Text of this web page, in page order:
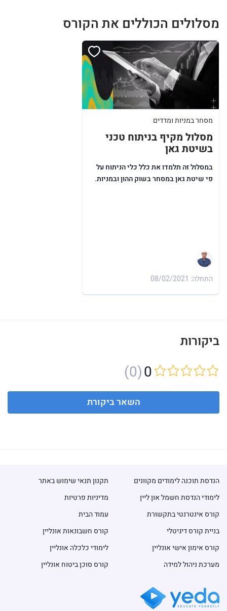
מסלולים הכוללים את הקורס
מסחר במניות ומדדים
מסלול מקיף בניתוח טכני
בשיטת גאן
במסלול זה תלמדו את כלל כלי הניתוח על
פי שיטת גאן במסחר בשוק ההון ובמניות.
התחלה: 08/02/2021
ביקורות
(0)0
השאר ביקורת
תקנון תנאי שימוש באתר
מדיניות פרטיות
עמוד הבית
הנדסת תוכנה לימודים מקוונים
לימודי הנדסת חשמל און ליין
קורס אינטרנטי בתקשורת
קורס חשבונאות אונליין
לימודי כלכלה אונליין
קורס סוכן ביטוח אונליין
בניית קורס דיגיטלי
קורס אימון אישי אונליין
מערכת ניהול למידה